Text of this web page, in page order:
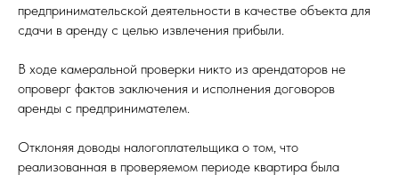
предпринимательской деятельности в качестве объекта для
сдачи в аренду с целью извлечения прибыли.
В ходе камеральной проверки никто из арендаторов не
опроверг фактов заключения и исполнения договоров
аренды с предпринимателем.
Отклоняя доводы налогоплательщика о том, что
реализованная в проверяемом периоде квартира была